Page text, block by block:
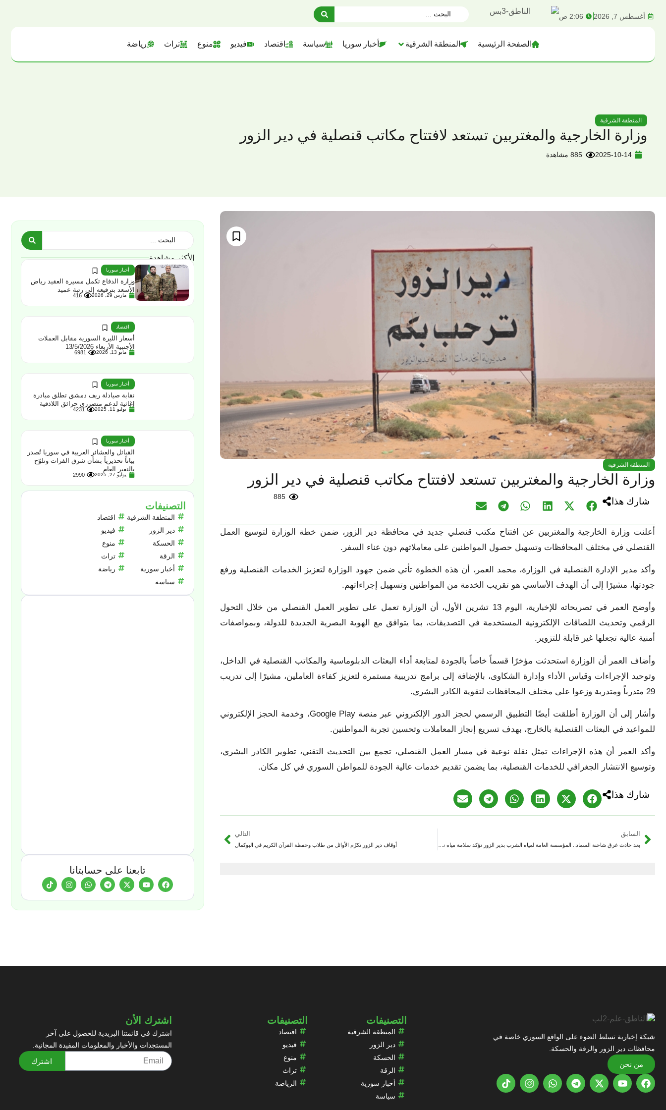
أغسطس 7, 2026 2:06 ص
الصفحة الرئيسية المنطقة الشرقية أخبار سوريا سياسة اقتصاد فيديو منوع تراث رياضة
المنطقة الشرقية
وزارة الخارجية والمغتربين تستعد لافتتاح مكاتب قنصلية في دير الزور
2025-10-14 885 مشاهدة
المنطقة الشرقية
وزارة الخارجية والمغتربين تستعد لافتتاح مكاتب قنصلية في دير الزور
شارك هذا 885
أعلنت وزارة الخارجية والمغتربين عن افتتاح مكتب قنصلي جديد في محافظة دير الزور، ضمن خطة الوزارة لتوسيع العمل
القنصلي في مختلف المحافظات وتسهيل حصول المواطنين على معاملاتهم دون عناء السفر.
وأكد مدير الإدارة القنصلية في الوزارة، محمد العمر، أن هذه الخطوة تأتي ضمن جهود الوزارة لتعزيز الخدمات القنصلية ورفع
جودتها، مشيرًا إلى أن الهدف الأساسي هو تقريب الخدمة من المواطنين وتسهيل إجراءاتهم.
وأوضح العمر في تصريحاته للإخبارية، اليوم 13 تشرين الأول، أن الوزارة تعمل على تطوير العمل القنصلي من خلال التحول
الرقمي وتحديث اللصاقات الإلكترونية المستخدمة في التصديقات، بما يتوافق مع الهوية البصرية الجديدة للدولة، وبمواصفات
أمنية عالية تجعلها غير قابلة للتزوير.
وأضاف العمر أن الوزارة استحدثت مؤخرًا قسماً خاصاً بالجودة لمتابعة أداء البعثات الدبلوماسية والمكاتب القنصلية في الداخل،
وتوحيد الإجراءات وقياس الأداء وإدارة الشكاوى، بالإضافة إلى برامج تدريبية مستمرة لتعزيز كفاءة العاملين، مشيرًا إلى تدريب
29 متدرباً ومتدربة وزعوا على مختلف المحافظات لتقوية الكادر البشري.
وأشار إلى أن الوزارة أطلقت أيضًا التطبيق الرسمي لحجز الدور الإلكتروني عبر منصة Google Play، وخدمة الحجز الإلكتروني
للمواعيد في البعثات القنصلية بالخارج، بهدف تسريع إنجاز المعاملات وتحسين تجربة المواطنين.
وأكد العمر أن هذه الإجراءات تمثل نقلة نوعية في مسار العمل القنصلي، تجمع بين التحديث التقني، تطوير الكادر البشري،
وتوسيع الانتشار الجغرافي للخدمات القنصلية، بما يضمن تقديم خدمات عالية الجودة للمواطن السوري في كل مكان.
شارك هذا
السابق التالي
أوقاف دير الزور تكرّم الأوائل من طلاب وحفظة القرآن الكريم في البوكمال
الأكثر مشاهدة
أخبار سوريا
وزارة الدفاع تكمل مسيرة العقيد رياض
الأسعد بترفيعه إلى رتبة عميد
مارس 29, 2026 416
اقتصاد
أسعار الليرة السورية مقابل العملات
الأجنبية الأربعاء 13/5/2026
مايو 13, 2026 6981
أخبار سوريا
نقابة صيادلة ريف دمشق تطلق مبادرة
إغاثية لدعم متضرري حرائق اللاذقية
يوليو 11, 2025 4231
أخبار سوريا
القبائل والعشائر العربية في سوريا تُصدر
بياناً تحذيرياً بشأن شرق الفرات وتلوّح
بالنفير العام
يوليو 27, 2025 2990
التصنيفات
المنطقة الشرقية
دير الزور
الحسكة
الرقة
أخبار سورية
سياسة
اقتصاد
فيديو
منوع
تراث
رياضة
تابعنا على حسابتانا
شبكة إخبارية تسلط الضوء على الواقع السوري خاصة في
محافظات دير الزور والرقة والحسكة.
من نحن
التصنيفات
المنطقة الشرقية
دير الزور
الحسكة
الرقة
أخبار سورية
سياسة
التصنيفات
اقتصاد
فيديو
منوع
تراث
الرياضة
اشترك الأن
اشترك في قائمتنا البريدية للحصول على آخر
المستجدات والأخبار والمعلومات المفيدة المجانية.
اشترك